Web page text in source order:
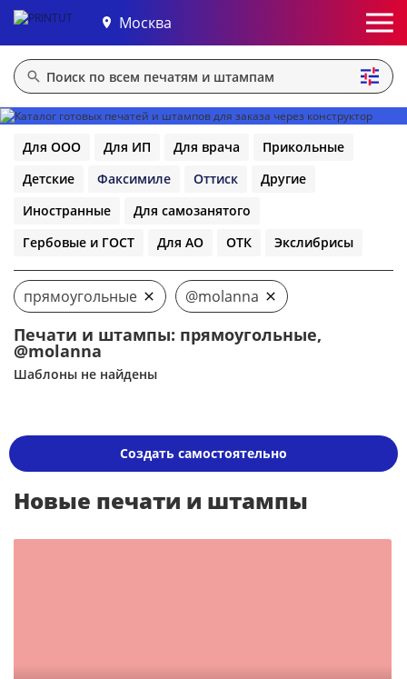
Москва
Для ООО Для ИП Для врача
Прикольные
Детские
Факсимиле Оттиск
Другие
Иностранные
Для самозанятого
Гербовые и ГОСТ
Для АО ОТК Экслибрисы
прямоугольные @molanna
Печати и штампы: прямоугольные,
@molanna
Шаблоны не найдены
Создать самостоятельно
Новые печати и штампы